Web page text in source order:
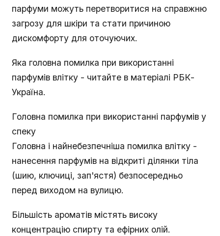
парфуми можуть перетворитися на справжню
загрозу для шкіри та стати причиною
дискомфорту для оточуючих.
Яка головна помилка при використанні
парфумів влітку - читайте в матеріалі РБК-
Україна.
Головна помилка при використанні парфумів у
спеку
Головна і найнебезпечніша помилка влітку -
нанесення парфумів на відкриті ділянки тіла
(шию, ключиці, зап'ястя) безпосередньо
перед виходом на вулицю.
Більшість ароматів містять високу
концентрацію спирту та ефірних олій.